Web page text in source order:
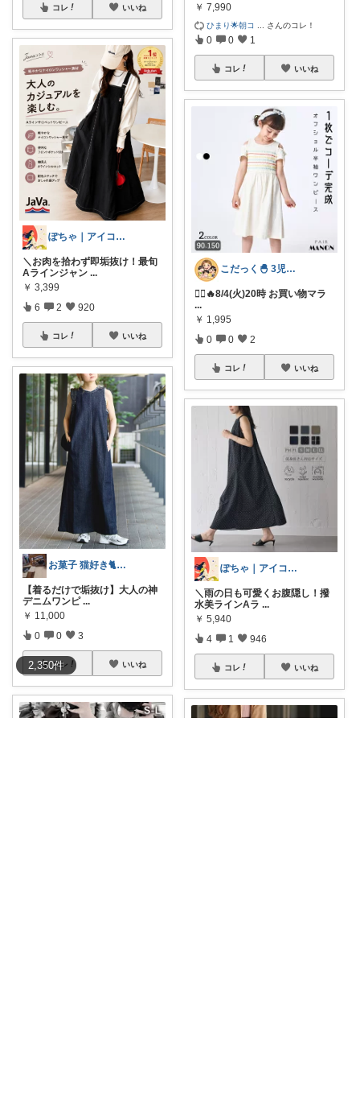
2,350件
コレ いいね
ぽちゃ｜アイコン変えました
＼お肉を拾わず即垢抜け！最旬
Aラインジャン ...
￥ 3,399
6 2 920
コレ いいね
お菓子 猫好き🐈 ポラピスroom
【着るだけで垢抜け】大人の神
デニムワンピ...
￥ 11,000
0 0 3
コレ いいね
￥ 7,990
ひまり🌟朝コ さんのコレ！
0 0 1
コレ いいね
こだっく🐣 3児のママ
🏃‍♀️🔥8/4(火)20時 お買い物マラ
...
￥ 1,995
0 0 2
コレ いいね
ぽちゃ｜アイコン変えました
＼雨の日も可愛くお腹隠し！撥
水美ラインAラ ...
￥ 5,940
4 1 946
コレ いいね